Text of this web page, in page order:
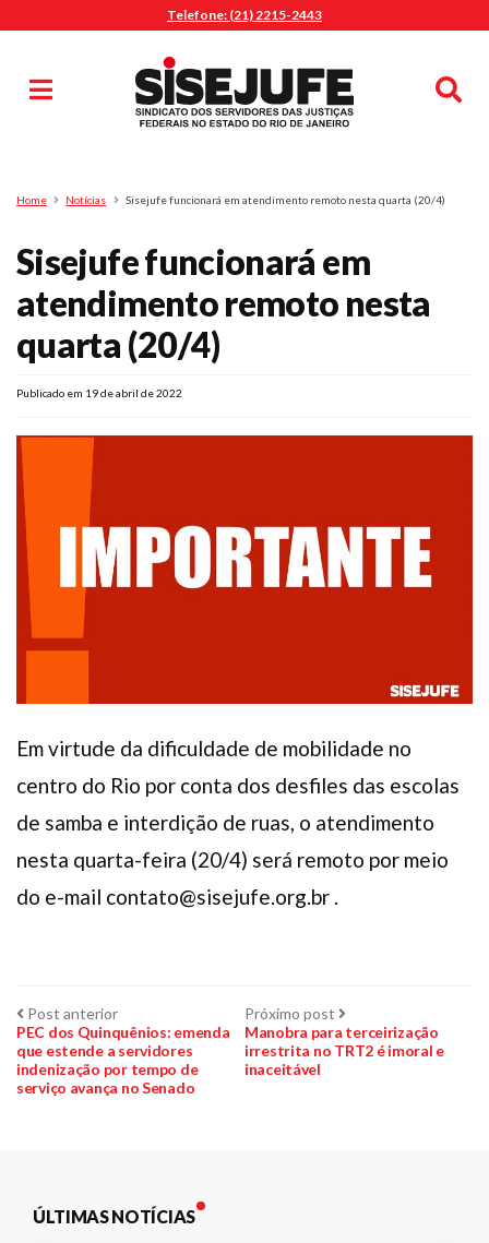
Telefone: (21) 2215-2443
Pesquisa
Home Notícias Sisejufe funcionará em atendimento remoto nesta quarta (20/4)
Sisejufe funcionará em
atendimento remoto nesta
quarta (20/4)
Publicado em 19 de abril de 2022
Em virtude da dificuldade de mobilidade no
centro do Rio por conta dos desfiles das escolas
de samba e interdição de ruas, o atendimento
nesta quarta-feira (20/4) será remoto por meio
do e-mail contato@sisejufe.org.br .
Navegação
de
Post
Post anteriorPost
anterior:
PEC dos Quinquênios: emenda
que estende a servidores
indenização por tempo de
serviço avança no Senado
Próximo post Próximo
post:
Manobra para terceirização
irrestrita no TRT2 é imoral e
inaceitável
ÚLTIMAS NOTÍCIAS
MENU
Sindicalize-se
Diretoria
O Sindicato
Agenda
Casa do Alto
Sede Campestre
Gympass Wellhub
Seguro Auto
Plano de Saúde
Assistência Funeral
Pós-graduação
Facebook